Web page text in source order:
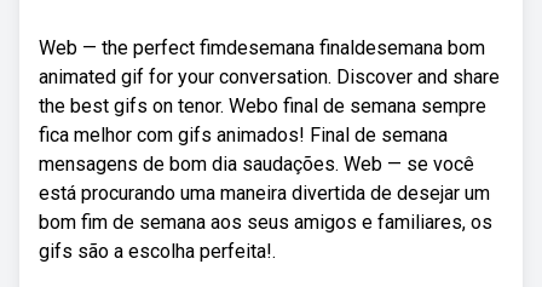
Web — the perfect fimdesemana finaldesemana bom
animated gif for your conversation. Discover and share
the best gifs on tenor. Webo final de semana sempre
fica melhor com gifs animados! Final de semana
mensagens de bom dia saudações. Web — se você
está procurando uma maneira divertida de desejar um
bom fim de semana aos seus amigos e familiares, os
gifs são a escolha perfeita!.